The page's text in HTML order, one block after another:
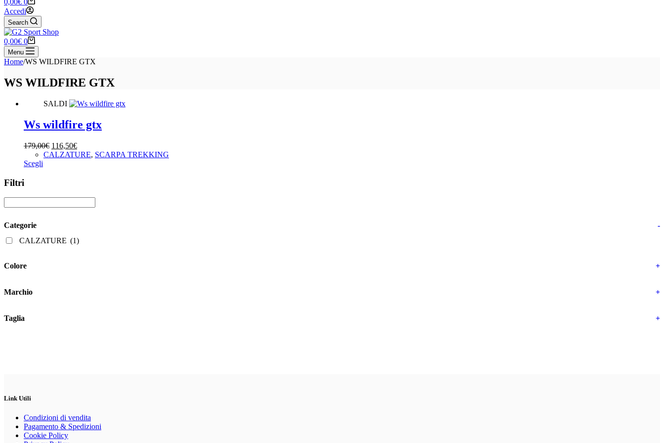
0,00€ 0
Accedi
Search
Carrello
0,00€ 0
Menu
Home/WS WILDFIRE GTX
WS WILDFIRE GTX
SALDI
Ws wildfire gtx
179,00€ Il
prezzo
116,50€Il
prezzo
CALZATURE, SCARPA TREKKING
Scegli
varianti.
Le
scelte
Filtri
Categorie
-
CALZATURE (1)
Colore +
Marchio +
Taglia +
Link Utili
Condizioni di vendita
Pagamento & Spedizioni
Cookie Policy